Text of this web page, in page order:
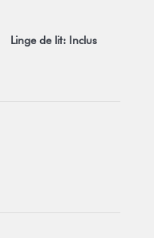
Linge de lit: Inclus